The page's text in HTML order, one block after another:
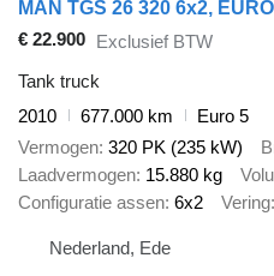
€ 22.900 Exclusief BTW
Tank truck
2010
677.000 km
Euro 5
Vermogen 320 PK (235 kW)
Laadvermogen 15.880 kg
Configuratie assen 6x2 Vering
Nederland, Ede